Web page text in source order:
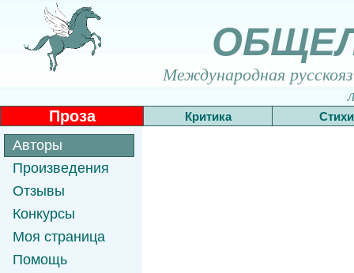
Международная
Проза Критика Стихи
Авторы
Произведения
Отзывы
Конкурсы
Моя страница
Помощь